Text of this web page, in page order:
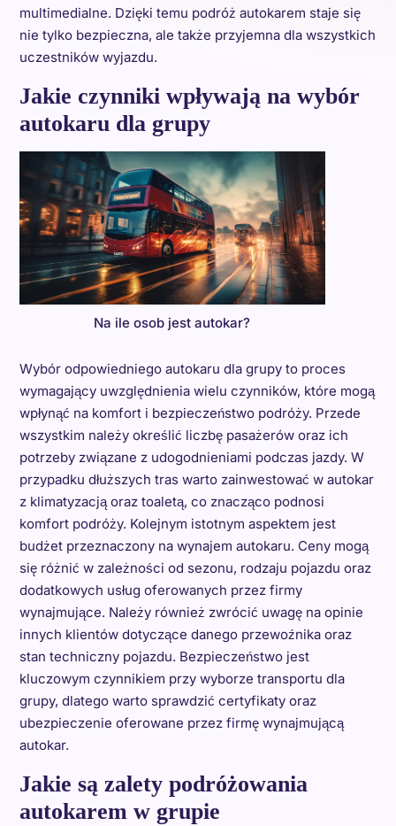
multimedialne. Dzięki temu podróż autokarem staje się
nie tylko bezpieczna, ale także przyjemna dla wszystkich
uczestników wyjazdu.
Jakie czynniki wpływają na wybór
autokaru dla grupy
Na ile osob jest autokar?
Wybór odpowiedniego autokaru dla grupy to proces
wymagający uwzględnienia wielu czynników, które mogą
wpłynąć na komfort i bezpieczeństwo podróży. Przede
wszystkim należy określić liczbę pasażerów oraz ich
potrzeby związane z udogodnieniami podczas jazdy. W
przypadku dłuższych tras warto zainwestować w autokar
z klimatyzacją oraz toaletą, co znacząco podnosi
komfort podróży. Kolejnym istotnym aspektem jest
budżet przeznaczony na wynajem autokaru. Ceny mogą
się różnić w zależności od sezonu, rodzaju pojazdu oraz
dodatkowych usług oferowanych przez firmy
wynajmujące. Należy również zwrócić uwagę na opinie
innych klientów dotyczące danego przewoźnika oraz
stan techniczny pojazdu. Bezpieczeństwo jest
kluczowym czynnikiem przy wyborze transportu dla
grupy, dlatego warto sprawdzić certyfikaty oraz
ubezpieczenie oferowane przez firmę wynajmującą
autokar.
Jakie są zalety podróżowania
autokarem w grupie